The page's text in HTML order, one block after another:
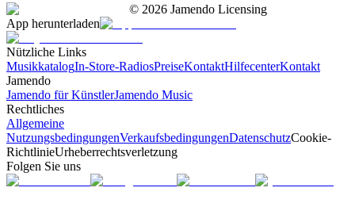
© 2026 Jamendo Licensing
App herunterladen
Nützliche Links
MusikkatalogIn-Store-RadiosPreiseKontaktHilfecenterKontakt
Jamendo
Jamendo für KünstlerJamendo Music
Rechtliches
Allgemeine
NutzungsbedingungenVerkaufsbedingungenDatenschutzCookie-
RichtlinieUrheberrechtsverletzung
Folgen Sie uns